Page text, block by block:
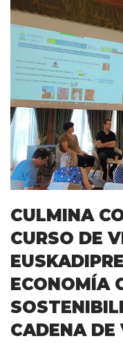
CULMINA
CURSO DE
ECONOMÍA
CADENA DE